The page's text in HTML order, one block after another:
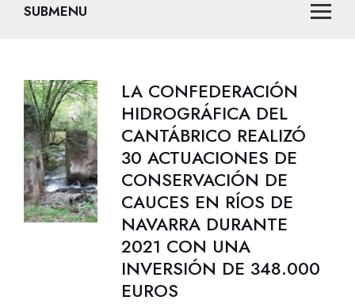
SUBMENU
LA CONFEDERACIÓN
HIDROGRÁFICA DEL
CANTÁBRICO REALIZÓ
30 ACTUACIONES DE
CONSERVACIÓN DE
CAUCES EN RÍOS DE
NAVARRA DURANTE
2021 CON UNA
INVERSIÓN DE 348.000
EUROS